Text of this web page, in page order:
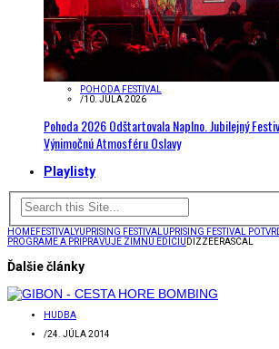
POHODA FESTIVAL
/10. JÚLA 2026
Pohoda 2026 Odštartovala Naplno. Jubilejný
Výnimočnú Atmosféru Oslavy
Playlisty
HOMEFESTIVALYUPRISING FESTIVAL UPRISING FESTIVAL
PROGRAME A PRIPRAVUJE ZIMNÚ EDÍCIU DIZZEERASCAL
Ďalšie články
HUDBA
/24. JÚLA 2014